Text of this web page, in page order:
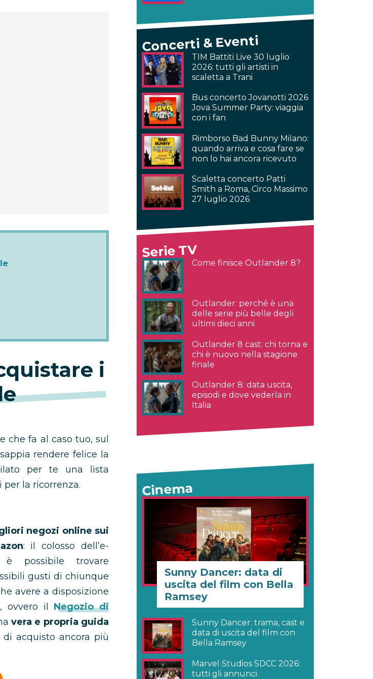
i
che fa al caso tuo, sul
rendere felice la
per te una lista
la ricorrenza.
negozi online sui
: il colosso dell’e-
è possibile trovare
gusti di chiunque
avere a disposizione
, ovvero il Negozio di
vera e propria guida
acquisto ancora più
Concerti & Eventi
TIM Battiti Live 30 luglio
2026: tutti gli artisti in
scaletta a Trani
Bus concerto Jovanotti 2026
Jova Summer Party: viaggia
con i fan
Rimborso Bad Bunny Milano:
quando arriva e cosa fare se
non lo hai ancora ricevuto
Scaletta concerto Patti
Smith a Roma, Circo Massimo
27 luglio 2026
Serie TV
Come finisce Outlander 8?
Outlander: perché è una
delle serie più belle degli
ultimi dieci anni
Outlander 8 cast: chi torna e
chi è nuovo nella stagione
finale
Outlander 8: data uscita,
episodi e dove vederla in
Italia
Cinema
Sunny Dancer: data di
uscita del film con Bella
Ramsey
Sunny Dancer: trama, cast e
data di uscita del film con
Bella Ramsey
Marvel Studios SDCC 2026:
tutti gli annunci